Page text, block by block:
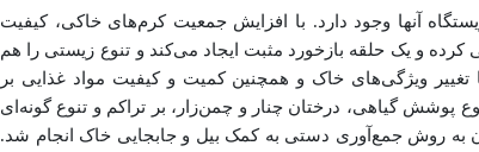
آنها وجود دارد. با افزایش جمعیت کرم‌های خاکی، کیفیت
کرده و یک حلقه بازخورد مثبت ایجاد می‌کند و تنوع زیستی را هم
ویژگی‌های خاک و همچنین کمیت و کیفیت مواد غذایی بر
پوشش گیاهی، درختان چنار و چمن‌زار، بر تراکم و تنوع گونه‌ای
در آبان 1402 در همدان به روش جمع‌آوری دستی به کمک بیل و جابجایی خاک انجام شد.